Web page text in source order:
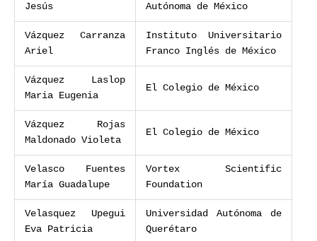
Jesús
Autónoma de México
Vázquez Carranza
Ariel
Instituto Universitario
Franco Inglés de México
Vázquez Laslop
Maria Eugenia
El Colegio de México
Vázquez Rojas
Maldonado Violeta
El Colegio de México
Velasco Fuentes
María Guadalupe
Vortex Scientific
Foundation
Velasquez Upegui
Eva Patricia
Universidad Autónoma de
Querétaro